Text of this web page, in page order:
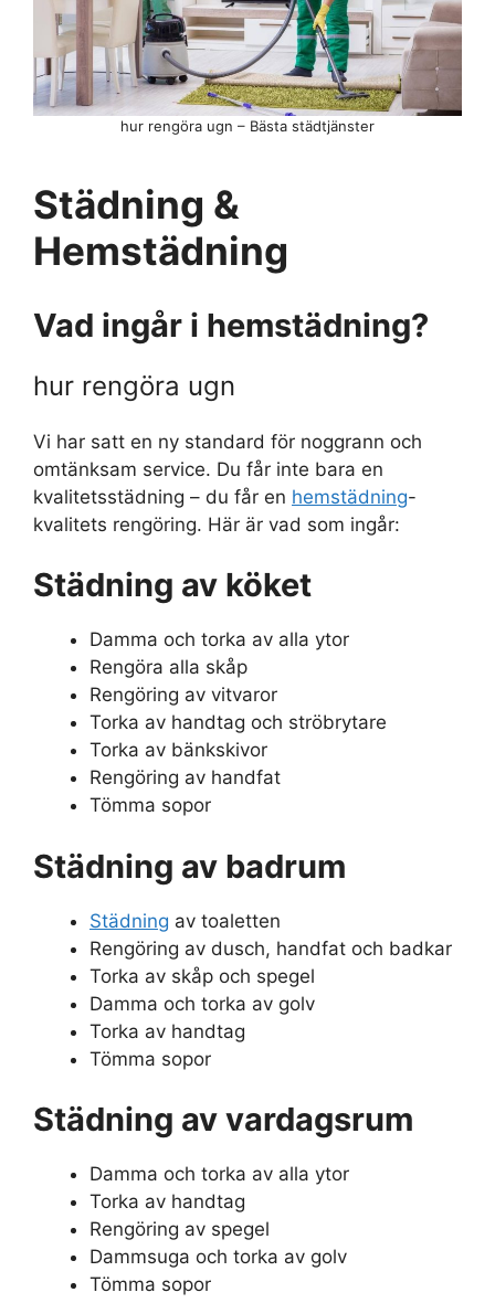
hur rengöra ugn – Bästa städtjänster
Städning &
Hemstädning
Vad ingår i hemstädning?
hur rengöra ugn
Vi har satt en ny standard för noggrann och
omtänksam service. Du får inte bara en
kvalitetsstädning – du får en hemstädning-
kvalitets rengöring. Här är vad som ingår:
Städning av köket
Damma och torka av alla ytor
Rengöra alla skåp
Rengöring av vitvaror
Torka av handtag och ströbrytare
Torka av bänkskivor
Rengöring av handfat
Tömma sopor
Städning av badrum
Städning av toaletten
Rengöring av dusch, handfat och badkar
Torka av skåp och spegel
Damma och torka av golv
Torka av handtag
Tömma sopor
Städning av vardagsrum
Damma och torka av alla ytor
Torka av handtag
Rengöring av spegel
Dammsuga och torka av golv
Tömma sopor